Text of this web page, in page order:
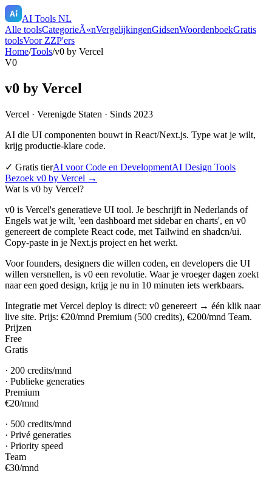
AI Tools NL
Alle toolsCategorieÃ«nVergelijkingenGidsenWoordenboekGratis
toolsVoor ZZP'ers
Home/Tools/v0 by Vercel
V0
v0 by Vercel
Vercel · Verenigde Staten · Sinds 2023
AI die UI componenten bouwt in React/Next.js. Type wat je wilt,
krijg productie-klare code.
✓ Gratis tierAI voor Code en DevelopmentAI Design Tools
Bezoek v0 by Vercel →
Wat is v0 by Vercel?
v0 is Vercel's generatieve UI tool. Je beschrijft in Nederlands of
Engels wat je wilt, 'een dashboard met sidebar en charts', en v0
genereert de complete React code, met Tailwind en shadcn/ui.
Copy-paste in je Next.js project en het werkt.
Voor founders, designers die willen coden, en developers die UI
willen versnellen, is v0 een revolutie. Waar je vroeger dagen zoekt
naar een goed design, krijg je nu in 10 minuten iets werkbaars.
Integratie met Vercel deploy is direct: v0 genereert → één klik naar
live site. Prijs: €20/mnd Premium (500 credits), €200/mnd Team.
Prijzen
Free
Gratis
· 200 credits/mnd
· Publieke generaties
Premium
€20/mnd
· 500 credits/mnd
· Privé generaties
· Priority speed
Team
€30/mnd